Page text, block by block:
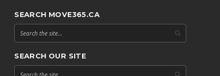
SEARCH MOVE365.CA
SEARCH OUR SITE